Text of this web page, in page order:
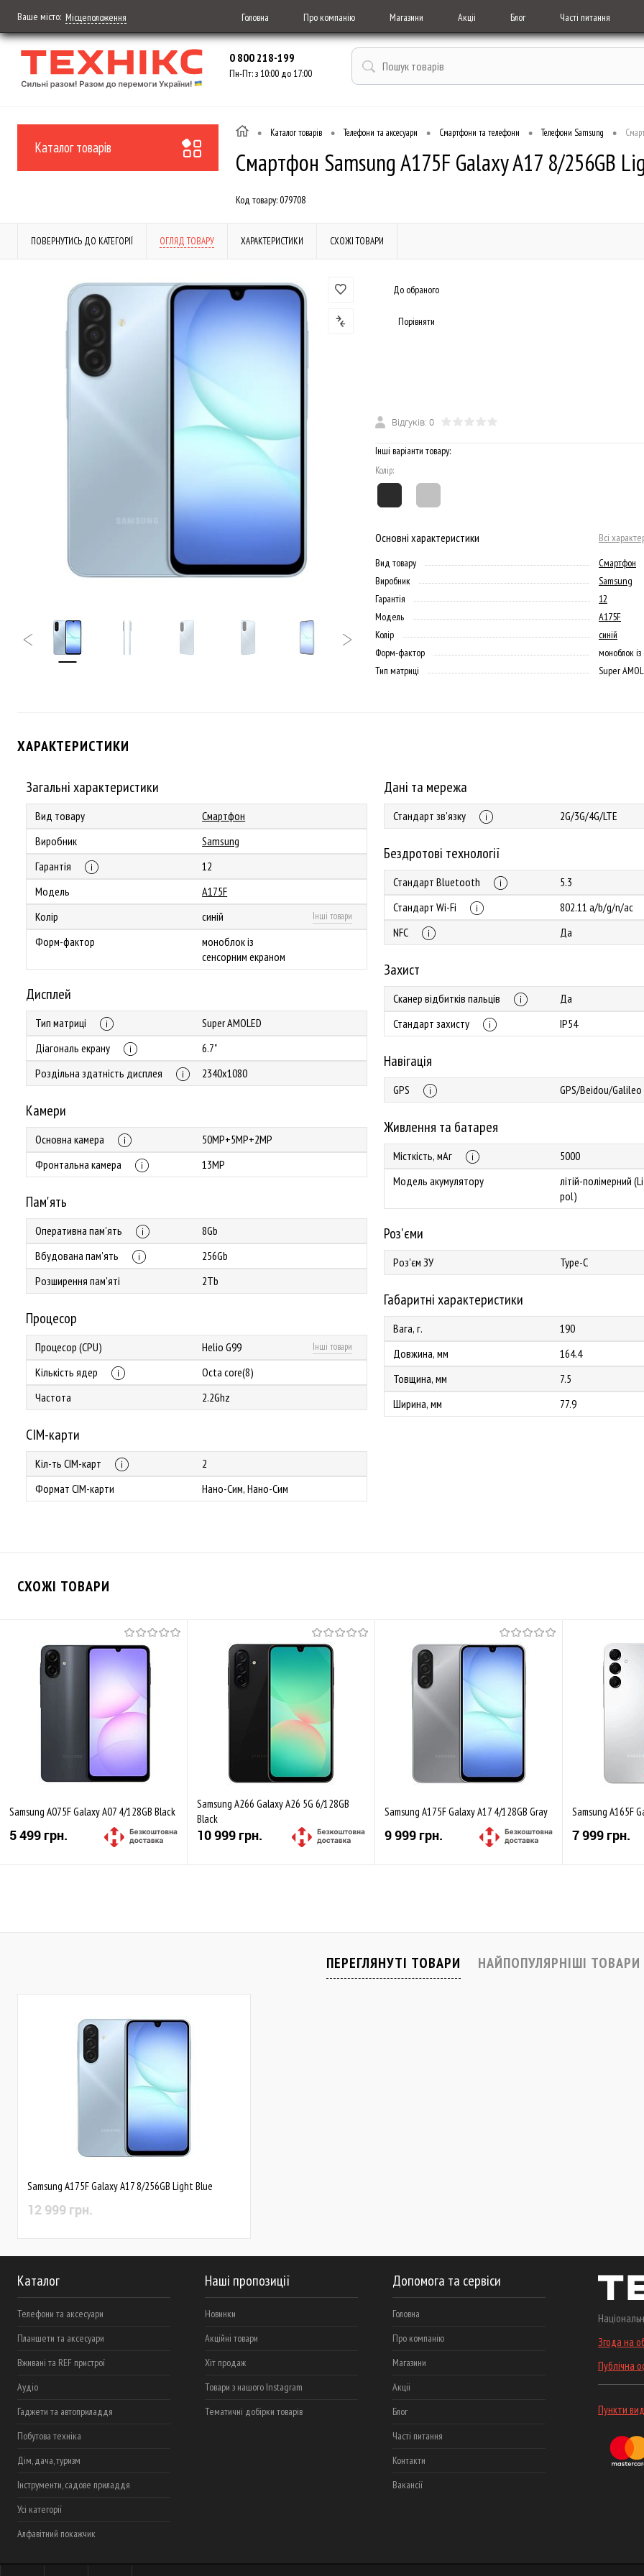
Ваше місто: Місцеположення Головна Про компанію Магазини Акціі Блог Часті питання
0 800 218-199
Пн-Пт: з 10:00 до 17:00
Каталог товарів
• Каталог товарів • Телефони та аксесуари • Смартфони та телефони • Телефони Samsung •
Смартфон Samsung A175F Galaxy A17 8/256GB
Код товару:079708
ПОВЕРНУТИСЬ ДО КАТЕГОРІЇ ОГЛЯД ТОВАРУ ХАРАКТЕРИСТИКИ СХОЖІ ТОВАРИ
До обраного
Порівняти
Відгуків: 0
Інші варіанти товару:
Колір:
Основні характеристики
Всі
Вид товару
Смартфон
Виробник
Samsung
Гарантія
12
Модель
A175F
Колір
синій
Форм-фактор
моноблок
Тип матриці
Super
ХАРАКТЕРИСТИКИ
Загальні характеристики
Вид товару
Смартфон
Виробник
Samsung
Гарантія
12
Модель
A175F
Колір
синій Інші товари
Форм-фактор
моноблок із
сенсорним екраном
Дисплей
Тип матриці
Super AMOLED
Діагональ екрану
6.7"
Роздільна здатність дисплея
2340х1080
Камери
Основна камера
50MP+5MP+2MP
Фронтальна камера
13MP
Пам'ять
Оперативна пам'ять
8Gb
Вбудована пам'ять
256Gb
Розширення пам'яті
2Tb
Процесор
Процесор (CPU) Helio G99 Інші товари
Кількість ядер
Octa core(8)
Частота
2.2Ghz
СІМ-карти
Кіл-ть СІМ-карт
2
Формат СІМ-карти
Нано-Сим, Нано-Сим
Дані та мережа
Стандарт зв'язку 2G/3G/4G/LTE
Бездротові технології
Стандарт Bluetooth
5.3
Стандарт Wi-Fi
802.11 a/b/g/n/ac
NFC
Да
Захист
Сканер відбитків пальців
Да
Стандарт захисту
IP54
Навігація
GPS GPS/Beidou/Galileo
Живлення та батарея
Місткість, мАг
5000
Модель акумулятору
літій-полімерний
pol)
Роз'єми
Роз'єм ЗУ Type-C
Габаритні характеристики
Вага, г.
190
Довжина, мм
164.4
Товщина, мм
7.5
Ширина, мм
77.9
СХОЖІ ТОВАРИ
Samsung A075F Galaxy A07 4/128GB Black
5 499 грн.
Samsung A266 Galaxy A26 5G 6/128GB
Black
10 999 грн.
Samsung A175F Galaxy A17 4/128GB Gray
9 999 грн.
Samsung A165F
7 999 грн.
ПЕРЕГЛЯНУТІ ТОВАРИ НАЙПОПУЛЯРНІШІ ТОВАРИ
Samsung A175F Galaxy A17 8/256GB Light Blue
12 999 грн.
Каталог
Телефони та аксесуари
Планшети та аксесуари
Вживані та REF пристрої
Аудіо
Гаджети та автоприладдя
Побутова техніка
Дім, дача, туризм
Інструменти, садове приладдя
Усі категорії
Алфавітний покажчик
Наші пропозиції
Новинки
Акційні товари
Хіт продаж
Товари з нашого Instagram
Тематичні добірки товарів
Допомога та сервіси
Головна
Про компанію
Магазини
Акціі
Блог
Часті питання
Контакти
Вакансії
Згода на
Публічна
Пункти